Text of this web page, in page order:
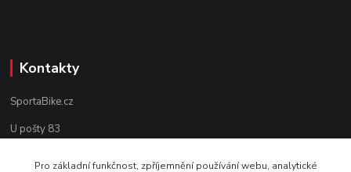
Kontakty
SportaBike.cz
U pošty 83
Pro základní funkčnost, zpříjemnění používání webu, analytické